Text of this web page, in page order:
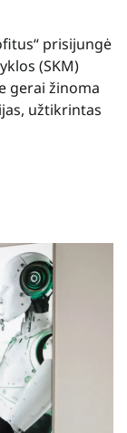
prisijungė
(SKM)
gerai žinoma
užtikrintas